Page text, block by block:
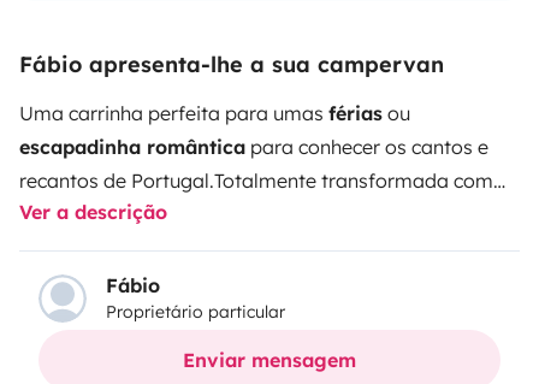
Fábio apresenta-lhe a sua campervan
Uma carrinha perfeita para umas férias ou
escapadinha romântica para conhecer os cantos e
recantos de Portugal.Totalmente transformada com
objetivo de oferecer todo o
para uma viagem incrível.Comcapacidade para 3
pessoas
, esta campervan é ideal para casais com ou
sem filhos. Possui umacama grande e confortável
e uma
Ver a descrição
Fábio
Proprietário particular
Enviar mensagem